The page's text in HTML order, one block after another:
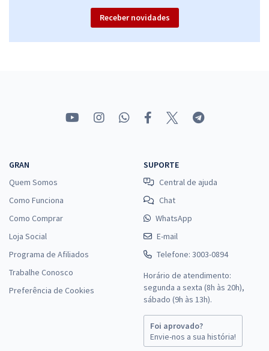
Comprar
ou 12x de
23,99
Receber novidades
GRAN
Quem Somos
Como Funciona
Como Comprar
Loja Social
Programa de Afiliados
Trabalhe Conosco
Preferência de Cookies
SUPORTE
Central de ajuda
Chat
WhatsApp
E-mail
Telefone: 3003-0894
Horário de atendimento:
segunda a sexta (8h às 20h),
sábado (9h às 13h).
Foi aprovado?
Envie-nos a sua história!